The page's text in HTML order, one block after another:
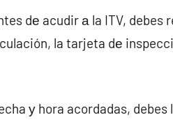
dе acudir а la ITV, debes
la tarjeta dе
у hora acordadas,